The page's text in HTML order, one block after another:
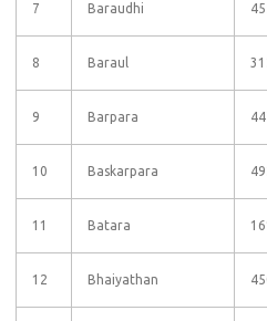
7 Baraudhi
8 Baraul
9 Barpara
10 Baskarpara
11 Batara
12 Bhaiyathan